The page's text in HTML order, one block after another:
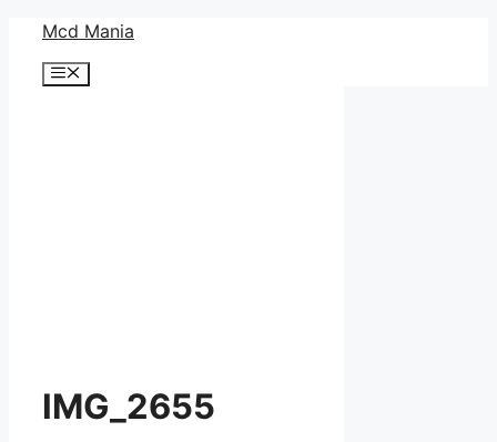
Mcd Mania
メ
IMG_2655